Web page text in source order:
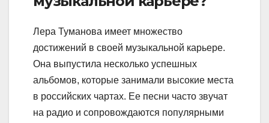
Лера Туманова имеет множество
достижений в своей музыкальной карьере.
Она выпустила несколько успешных
альбомов, которые занимали высокие места
в российских чартах. Ее песни часто звучат
на радио и сопровождаются популярными